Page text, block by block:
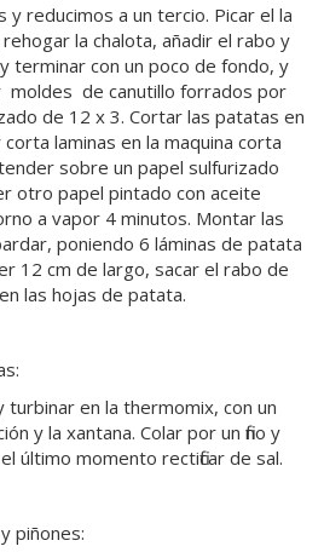
y reducimos a un tercio. Picar el la
la chalota, añadir el rabo y
terminar con un poco de fondo, y
moldes de canutillo forrados por
de 12 x 3. Cortar las patatas en
laminas en la maquina corta
sobre un papel sulfurizado
otro papel pintado con aceite
a vapor 4 minutos. Montar las
poniendo 6 láminas de patata
12 cm de largo, sacar el rabo de
las hojas de patata.
turbinar en la thermomix, con un
y la xantana. Colar por un fino y
último momento rectificar de sal.
piñones: